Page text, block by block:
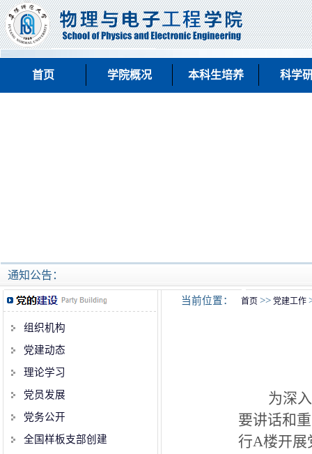
首页 学院概况 本科生培养 科学
通知公告：
组织机构
党建动态
理论学习
党员发展
党务公开
全国样板支部创建
当前位置： 首页 >> 党建工作
为深
要讲话和
行A楼开展